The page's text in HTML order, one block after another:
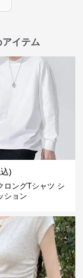
イテム
)
ロングTシャツ シ
ション